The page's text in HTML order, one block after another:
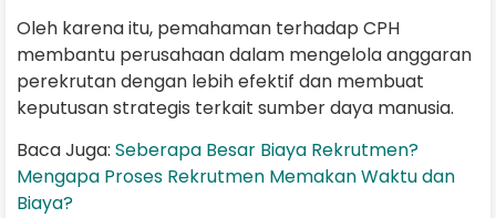
Oleh karena itu, pemahaman terhadap CPH
membantu perusahaan dalam mengelola anggaran
perekrutan dengan lebih efektif dan membuat
keputusan strategis terkait sumber daya manusia.
Baca Juga: Seberapa Besar Biaya Rekrutmen?
Mengapa Proses Rekrutmen Memakan Waktu dan
Biaya?